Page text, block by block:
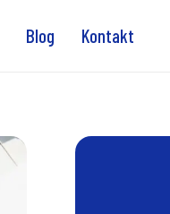
Blog Kontakt